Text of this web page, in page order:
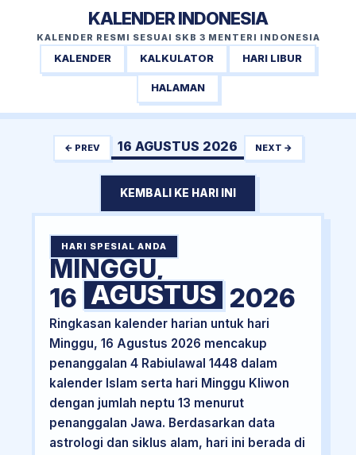
KALENDER INDONESIA
KALENDER RESMI SESUAI SKB 3 MENTERI INDONESIA
KALENDER KALKULATOR HARI LIBUR
HALAMAN
← PREV 16 AGUSTUS 2026 NEXT →
KEMBALI KE HARI INI
HARI SPESIAL ANDA
MINGGU,
16 AGUSTUS 2026
Ringkasan kalender harian untuk hari
Minggu, 16 Agustus 2026 mencakup
penanggalan 4 Rabiulawal 1448 dalam
kalender Islam serta hari Minggu Kliwon
dengan jumlah neptu 13 menurut
penanggalan Jawa. Berdasarkan data
astrologi dan siklus alam, hari ini berada di